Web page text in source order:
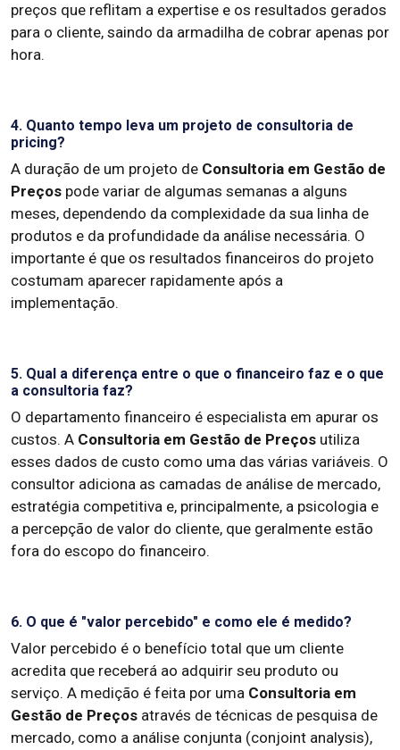
preços que reflitam a expertise e os resultados gerados
para o cliente, saindo da armadilha de cobrar apenas por
hora.
4. Quanto tempo leva um projeto de consultoria de
pricing?
A duração de um projeto de Consultoria em Gestão de
Preços pode variar de algumas semanas a alguns
meses, dependendo da complexidade da sua linha de
produtos e da profundidade da análise necessária. O
importante é que os resultados financeiros do projeto
costumam aparecer rapidamente após a
implementação.
5. Qual a diferença entre o que o financeiro faz e o que
a consultoria faz?
O departamento financeiro é especialista em apurar os
custos. A Consultoria em Gestão de Preços utiliza
esses dados de custo como uma das várias variáveis. O
consultor adiciona as camadas de análise de mercado,
estratégia competitiva e, principalmente, a psicologia e
a percepção de valor do cliente, que geralmente estão
fora do escopo do financeiro.
6. O que é "valor percebido" e como ele é medido?
Valor percebido é o benefício total que um cliente
acredita que receberá ao adquirir seu produto ou
serviço. A medição é feita por uma Consultoria em
Gestão de Preços através de técnicas de pesquisa de
mercado, como a análise conjunta (conjoint analysis),